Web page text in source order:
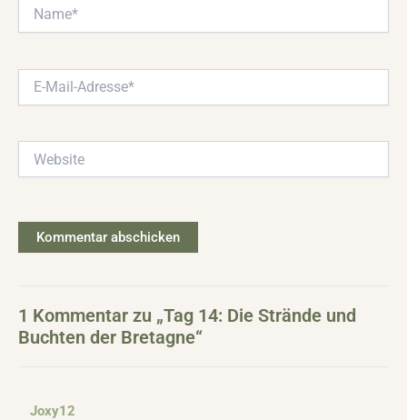
Mail-
1 Kommentar zu „Tag 14: Die Strände und
Buchten der Bretagne“
Joxy12